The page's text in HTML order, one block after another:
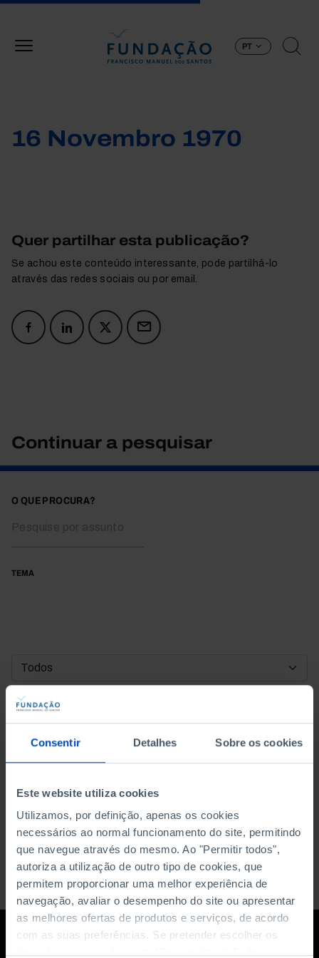
Consentir Detalhes Sobre os cookies
Este website utiliza cookies
Utilizamos, por definição, apenas os cookies
necessários ao normal funcionamento do site, permitindo
que navegue através do mesmo. Ao "Permitir todos",
autoriza a utilização de outro tipo de cookies, que
permitem proporcionar uma melhor experiência de
navegação, avaliar o desempenho do site ou apresentar
as melhores ofertas de produtos e serviços, de acordo
com as suas preferências. Se pretender escolher os
PT
16 Novembro 1970
Quer partilhar esta publicação?
Se achou este conteúdo interessante, pode partilhá-lo
através das redes sociais ou por email.
Continuar a pesquisar
O QUE PROCURA?
TEMA
DATA DE INÍCIO
DATA DE FIM